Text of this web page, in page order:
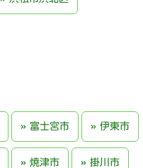
富士宮市 伊東市
焼津市 掛川市